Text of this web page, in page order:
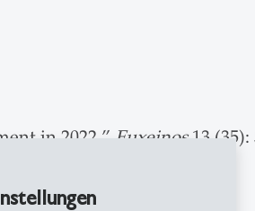
in 2022.” Euxeinos13 (35):